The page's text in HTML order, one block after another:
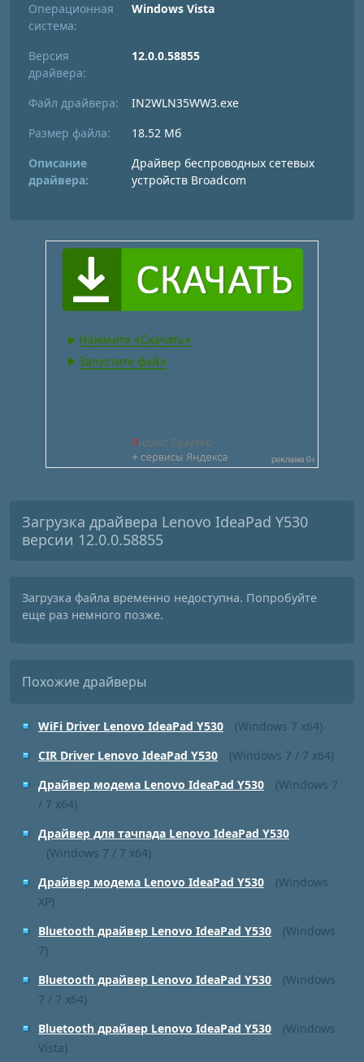
Операционная
система:
Windows Vista
Версия
драйвера:
12.0.0.58855
Файл драйвера:
IN2WLN35WW3.exe
Размер файла:
18.52 Мб
Описание
драйвера:
Драйвер беспроводных сетевых
устройств Broadcom
Загрузка драйвера Lenovo IdeaPad Y530
версии 12.0.0.58855
Загрузка файла временно недоступна. Попробуйте
еще раз немного позже.
Похожие драйверы
WiFi Driver Lenovo IdeaPad Y530
(Windows 7 x64)
CIR Driver Lenovo IdeaPad Y530
(Windows 7 / 7 x64)
Драйвер модема Lenovo IdeaPad Y530
(Windows 7
/ 7 x64)
Драйвер для тачпада Lenovo IdeaPad Y530
(Windows 7 / 7 x64)
Драйвер модема Lenovo IdeaPad Y530
(Windows
XP)
Bluetooth драйвер Lenovo IdeaPad Y530
(Windows
7)
Bluetooth драйвер Lenovo IdeaPad Y530
(Windows
7 / 7 x64)
Bluetooth драйвер Lenovo IdeaPad Y530
(Windows
Vista)